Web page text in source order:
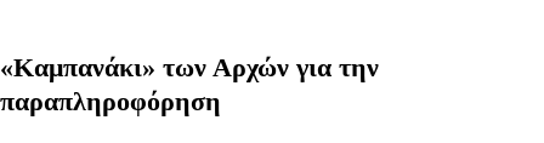
«Καμπανάκι» των Αρχών για την
παραπληροφόρηση